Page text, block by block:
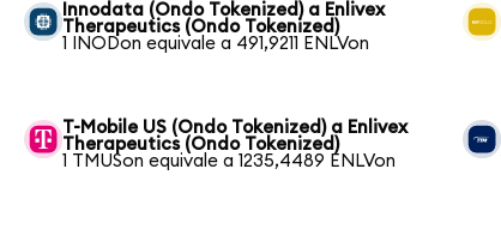
Innodata (Ondo Tokenized) a Enlivex
Therapeutics (Ondo Tokenized)
1 INODon equivale a 491,9211 ENLVon
T-Mobile US (Ondo Tokenized) a Enlivex
Therapeutics (Ondo Tokenized)
1 TMUSon equivale a 1235,4489 ENLVon